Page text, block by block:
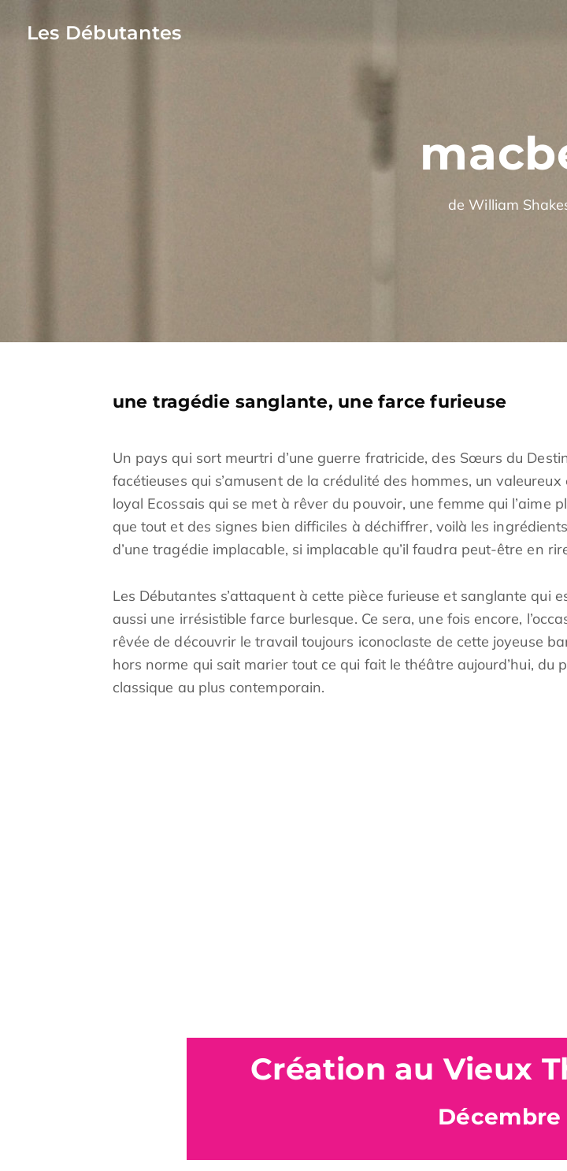
Les Débutantes
de William
une tragédie sanglante, une farce furieuse
Un pays qui sort meurtri d’une guerre fratricide, des Sœurs du
facétieuses qui s’amusent de la crédulité des hommes, un valeureux
loyal Ecossais qui se met à rêver du pouvoir, une femme qui l’aime
que tout et des signes bien difficiles à déchiffrer, voilà les ingrédients
d’une tragédie implacable, si implacable qu’il faudra peut-être en
Les Débutantes s’attaquent à cette pièce furieuse et sanglante qui
aussi une irrésistible farce burlesque. Ce sera, une fois encore,
rêvée de découvrir le travail toujours iconoclaste de cette joyeuse
hors norme qui sait marier tout ce qui fait le théâtre aujourd’hui, du
classique au plus contemporain.
Création au Vieux
Décembre